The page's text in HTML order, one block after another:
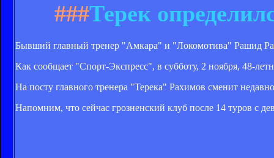
###Терек
Бывший главный тренер "Амкара" и "Локомотива" Рашид
Как сообщает "Спорт-Экспресс", в субботу, 2 ноября, 48-
На посту главного тренера "Терека" Рахимов сменит
Напомним, что сейчас грозненский клуб после 14 туров с